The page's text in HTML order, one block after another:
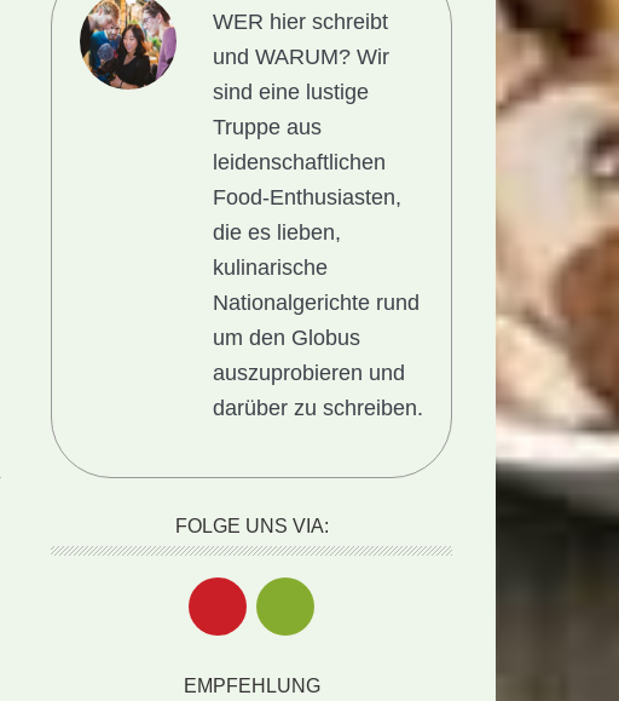
WER hier schreibt
und WARUM?Wir
sind eine lustige
Truppe aus
leidenschaftlichen
Food-Enthusiasten,
die es lieben,
kulinarische
Nationalgerichte rund
um den Globus
auszuprobieren und
darüber zu schreiben.
FOLGE UNS VIA:
EMPFEHLUNG